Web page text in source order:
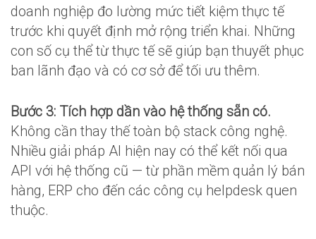
doanh nghiệp đo lường mức tiết kiệm thực tế
trước khi quyết định mở rộng triển khai. Những
con số cụ thể từ thực tế sẽ giúp bạn thuyết phục
ban lãnh đạo và có cơ sở để tối ưu thêm.
Bước 3: Tích hợp dần vào hệ thống sẵn có.
Không cần thay thế toàn bộ stack công nghệ.
Nhiều giải pháp AI hiện nay có thể kết nối qua
API với hệ thống cũ — từ phần mềm quản lý bán
hàng, ERP cho đến các công cụ helpdesk quen
thuộc.